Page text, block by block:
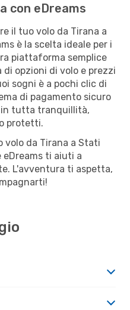
con eDreams
il tuo volo da Tirana a
è la scelta ideale per i
piattaforma semplice
di opzioni di volo e prezzi
sogni è a pochi clic di
di pagamento sicuro
in tutta tranquillità,
protetti.
volo da Tirana a Stati
eDreams ti aiuti a
L'avventura ti aspetta,